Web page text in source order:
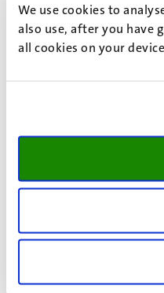
We use cookies to
also use, after you have
all cookies on your